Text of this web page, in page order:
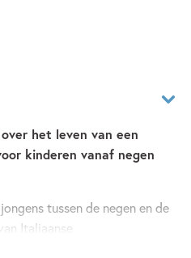
het leven van een
kinderen vanaf negen
tussen de negen en de
Italiaanse
was geen fijn baantje; ze